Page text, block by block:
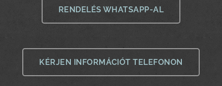
RENDELÉS WHATSAPP-AL
KÉRJEN INFORMÁCIÓT TELEFONON